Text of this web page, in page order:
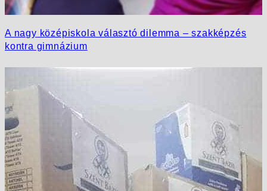
A nagy középiskola választó dilemma – szakképzés
kontra gimnázium